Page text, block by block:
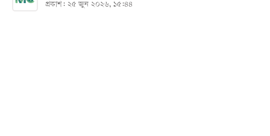
প্রকাশ: ২৫ জুন ২০২৬, ১৫:৪৪